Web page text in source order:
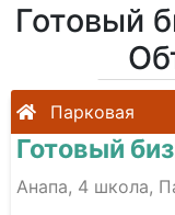
Готовый
Парковая
Готовый
Анапа, 4 школа,